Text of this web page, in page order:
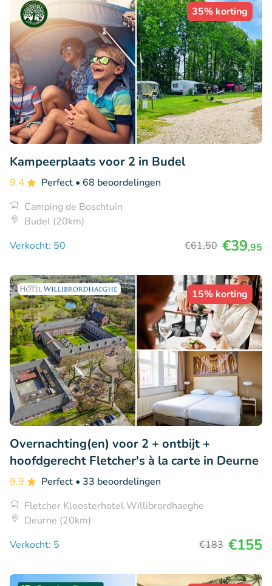
35% korting
Kampeerplaats voor 2 in Budel
9.4 Perfect • 68 beoordelingen
Camping de Boschtuin
Budel (20km)
Verkocht: 50
€61,50 €39,95
15% korting
Overnachting(en) voor 2 + ontbijt +
hoofdgerecht Fletcher's à la carte in Deurne
9.9 Perfect • 33 beoordelingen
Fletcher Kloosterhotel Willibrordhaeghe
Deurne (20km)
Verkocht: 5
€183 €155